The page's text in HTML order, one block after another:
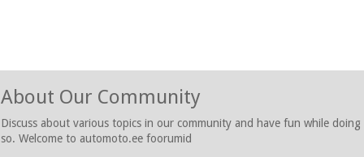
About Our Community
Discuss about various topics in our community and have fun while doing
so. Welcome to automoto.ee foorumid